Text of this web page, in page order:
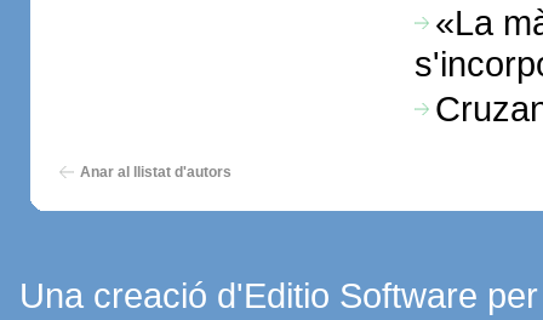
«La
Anar al llistat d'autors
Una creació d'Editio Software